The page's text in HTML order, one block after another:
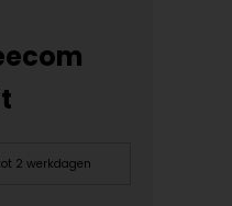
2 werkdagen